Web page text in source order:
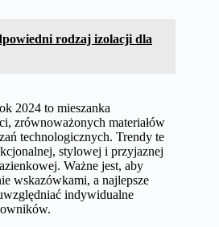
rodzaj izolacji dla
2024 to mieszanka
zrównoważonych materiałów
technologicznych. Trendy te
stylowej i przyjaznej
Ważne jest, aby
wskazówkami, a najlepsze
indywidualne